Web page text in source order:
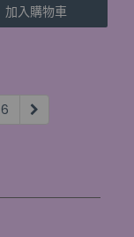
加入購物車
6